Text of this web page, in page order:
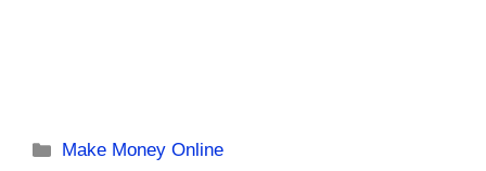
Categories
Make Money Online